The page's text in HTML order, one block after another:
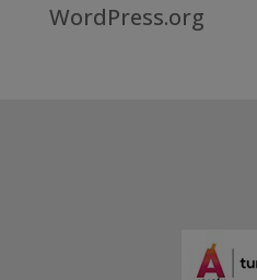
WordPress.org